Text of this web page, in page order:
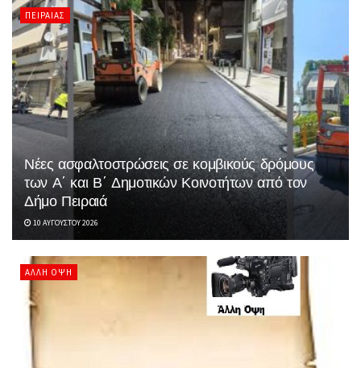
ΠΕΙΡΑΙΆΣ
Νέες ασφαλτοστρώσεις σε κομβικούς δρόμους
των Α΄ και Β΄ Δημοτικών Κοινοτήτων από τον
Δήμο Πειραιά
10 ΑΥΓΟΎΣΤΟΥ 2026
ΆΛΛΗ ΌΨΗ